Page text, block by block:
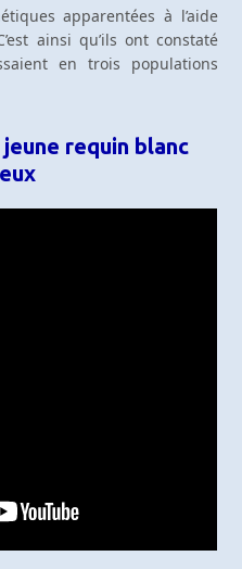
apparentées à l’aide
ainsi qu’ils ont constaté
en trois populations
requin blanc